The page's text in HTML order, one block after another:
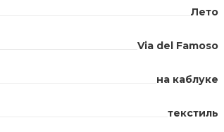
Лето
Via del Famoso
на каблуке
текстиль